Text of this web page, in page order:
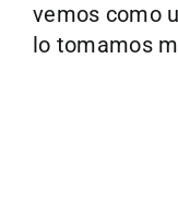
vemos como
lo tomamos